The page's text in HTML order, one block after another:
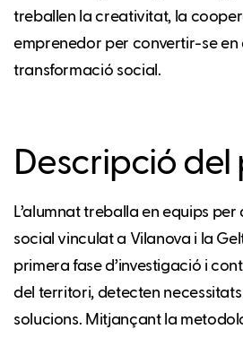
treballen la creativitat, la
emprenedor per convertir-se en
transformació social.
Descripció
L’alumnat treballa en equips
social vinculat a Vilanova i la
primera fase d’investigació i
del territori, detecten
solucions. Mitjançant la